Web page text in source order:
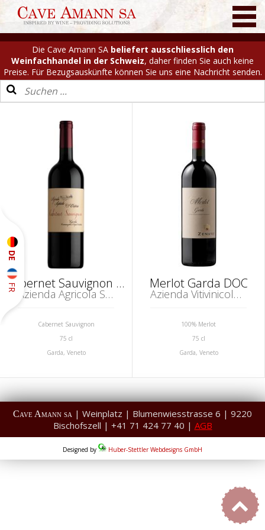
DE
FR
Die Cave Amann SA beliefert ausschliesslich den
Weinfachhandel in der Schweiz, daher finden Sie auch keine
Preise. Für Bezugsauskünfte können Sie uns eine Nachricht senden.
Cabernet Sauvignon Garda DOC
Azienda Agricola Santa Cristina, Peschiera del Garda
Cabernet Sauvignon
75 cl
Garda, Veneto
Merlot Garda DOC
Azienda Vitivinicola Zenato, S. Benedetto di Lugana
100% Merlot
75 cl
Garda, Veneto
Cave Amann sa | Weinplatz | Blumenwiesstrasse 6 | 9220
Bischofszell | +41 71 424 77 40 | AGB
Designed by Huber-Stettler Webdesigns GmbH